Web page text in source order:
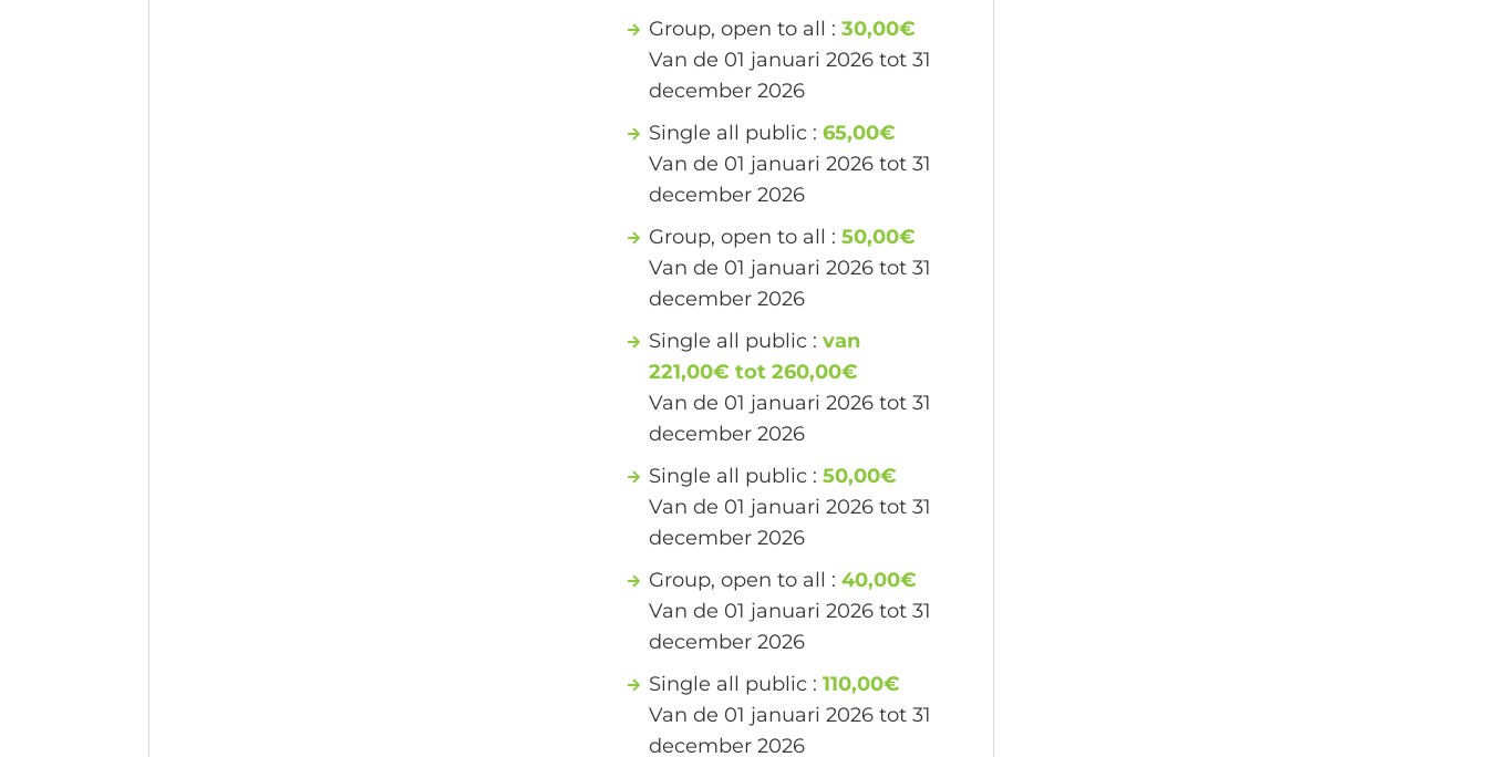
Group, open to all :30,00€
Van de 01 januari 2026 tot 31
december 2026
Single all public :65,00€
Van de 01 januari 2026 tot 31
december 2026
Group, open to all :50,00€
Van de 01 januari 2026 tot 31
december 2026
Single all public :van
221,00€ tot 260,00€
Van de 01 januari 2026 tot 31
december 2026
Single all public :50,00€
Van de 01 januari 2026 tot 31
december 2026
Group, open to all :40,00€
Van de 01 januari 2026 tot 31
december 2026
Single all public :110,00€
Van de 01 januari 2026 tot 31
december 2026